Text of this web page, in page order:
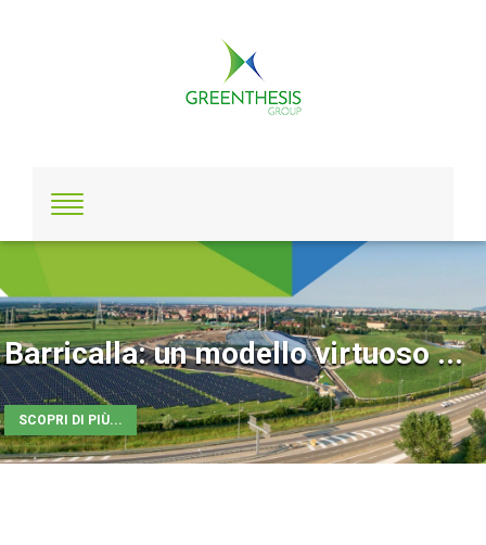
Barricalla: un modello virtuoso ...
SCOPRI DI PIÙ...